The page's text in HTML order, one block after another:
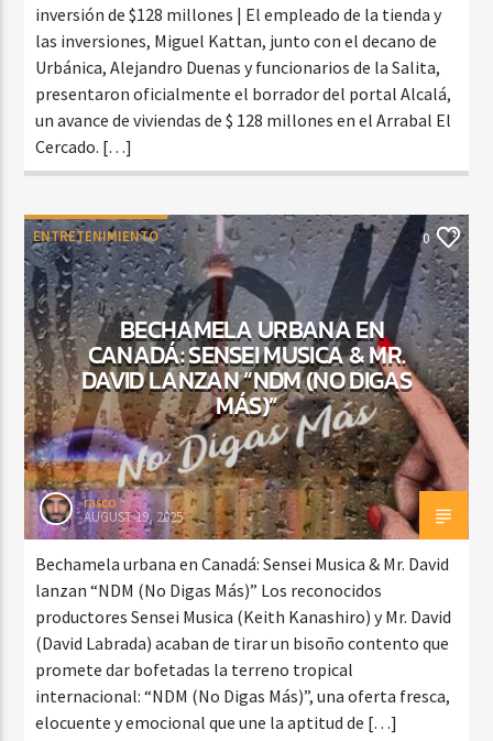
inversión de $128 millones | El empleado de la tienda y
las inversiones, Miguel Kattan, junto con el decano de
Urbánica, Alejandro Duenas y funcionarios de la Salita,
presentaron oficialmente el borrador del portal Alcalá,
un avance de viviendas de $ 128 millones en el Arrabal El
Cercado. […]
ENTRETENIMIENTO 0
BECHAMELA URBANA EN
CANADÁ: SENSEI MUSICA & MR.
DAVID LANZAN “NDM (NO DIGAS
MÁS)”
rasco
AUGUST 19, 2025
Bechamela urbana en Canadá: Sensei Musica & Mr. David
lanzan “NDM (No Digas Más)” Los reconocidos
productores Sensei Musica (Keith Kanashiro) y Mr. David
(David Labrada) acaban de tirar un bisoño contento que
promete dar bofetadas la terreno tropical
internacional: “NDM (No Digas Más)”, una oferta fresca,
elocuente y emocional que une la aptitud de […]